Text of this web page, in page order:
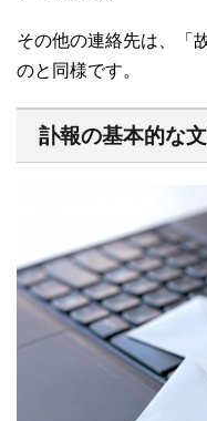
その他の連絡先は、「
のと同様です。
訃報の基本的な